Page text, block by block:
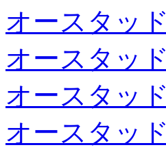
オースタッド
オースタッド
オースタッド
オースタッド